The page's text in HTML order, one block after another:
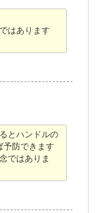
はあります
とハンドルの
予防できます
ではありま